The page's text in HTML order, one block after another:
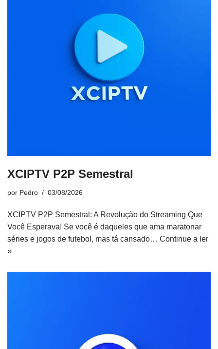
XCIPTV P2P Semestral
por Pedro 03/08/2026
XCIPTV P2P Semestral: A Revolução do Streaming Que
Você Esperava! Se você é daqueles que ama maratonar
séries e jogos de futebol, mas tá cansado… Continue a ler
»